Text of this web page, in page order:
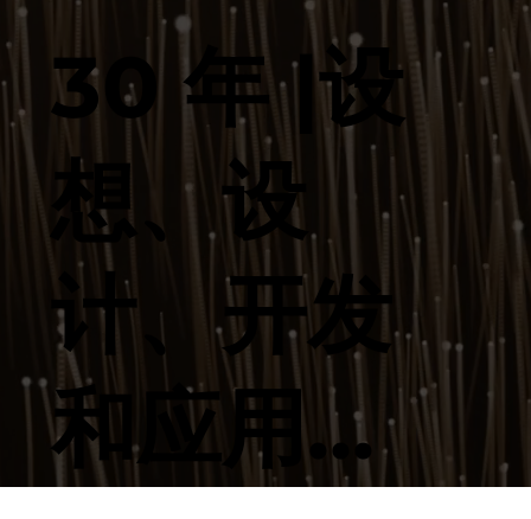
30 年 |设
想、设
计、开发
和应用...